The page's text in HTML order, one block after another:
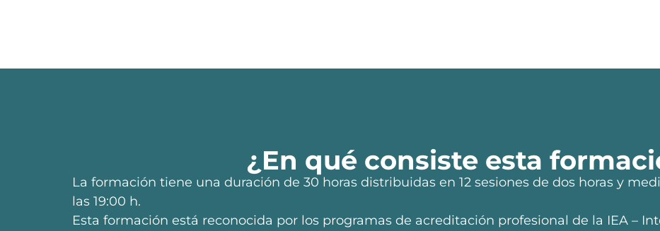
¿En qué consiste esta
La formación tiene una duración de 30 horas distribuidas en 12 sesiones de dos horas y
las 19:00 h.
Esta formación está reconocida por los programas de acreditación profesional de la IEA –